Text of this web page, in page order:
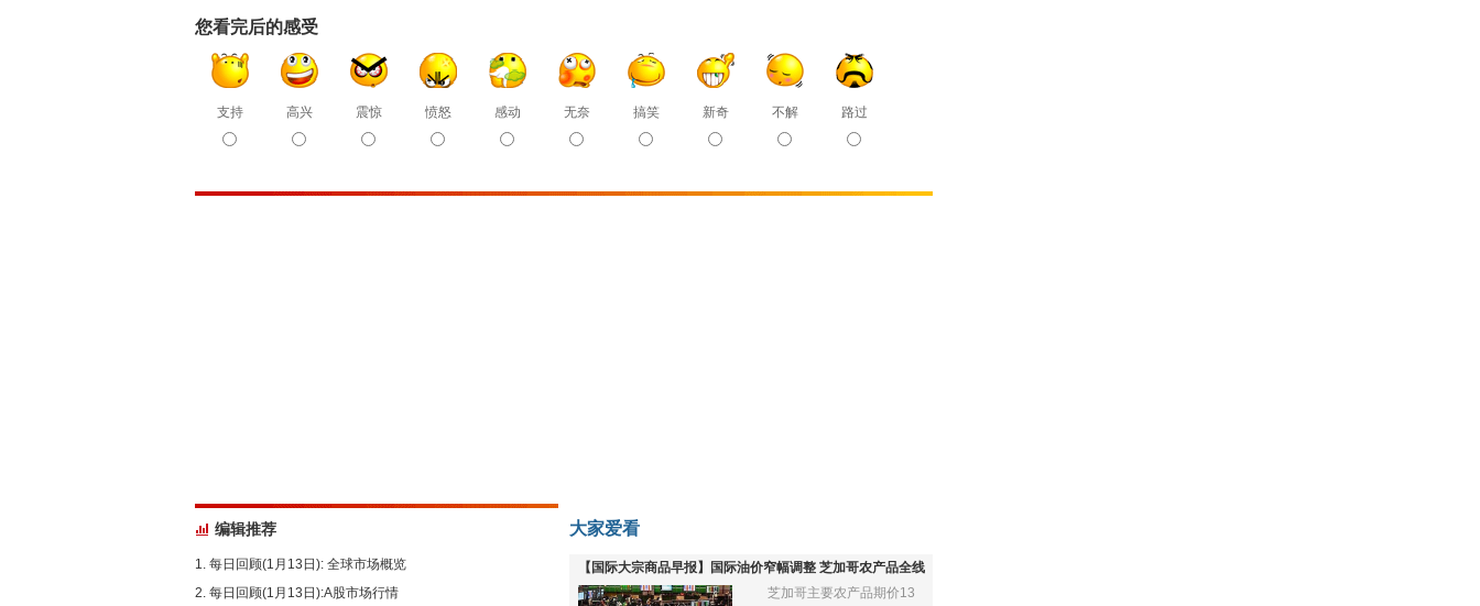
您看完后的感受
支持 高兴 震惊 愤怒 感动 无奈 搞笑 新奇 不解 路过
编辑推荐
每日回顾(1月13日): 全球市场概览
每日回顾(1月13日):A股市场行情
大家爱看
【国际大宗商品早报】国际油价窄幅调整 芝加哥农产品全线
下跌
芝加哥主要农产品期价13